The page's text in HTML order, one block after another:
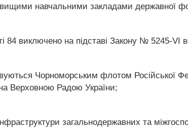
вищими навчальними закладами державної
84 виключено на підставі Закону № 5245-VI
Чорноморським флотом Російської
Верховною Радою України;
загальнодержавних та